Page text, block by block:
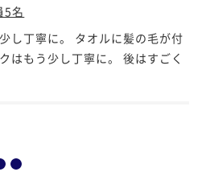
名
し丁寧に。 タオルに髪の毛が付
はもう少し丁寧に。 後はすごく